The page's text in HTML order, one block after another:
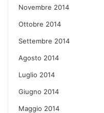
Novembre 2014
Ottobre 2014
Settembre 2014
Agosto 2014
Luglio 2014
Giugno 2014
Maggio 2014